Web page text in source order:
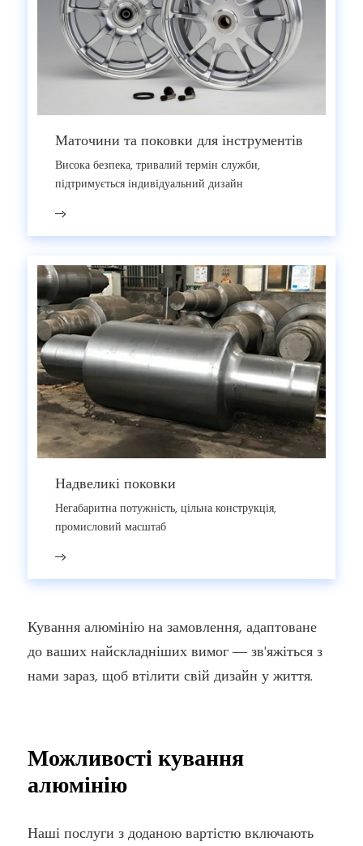
Маточини та поковки для інструментів
Висока безпека, тривалий термін служби,
підтримується індивідуальний дизайн
Надвеликі поковки
Негабаритна потужність, цільна конструкція,
промисловий масштаб
Кування алюмінію на замовлення, адаптоване
до ваших найскладніших вимог — зв'яжіться з
нами зараз, щоб втілити свій дизайн у життя.
Можливості кування
алюмінію
Наші послуги з доданою вартістю включають